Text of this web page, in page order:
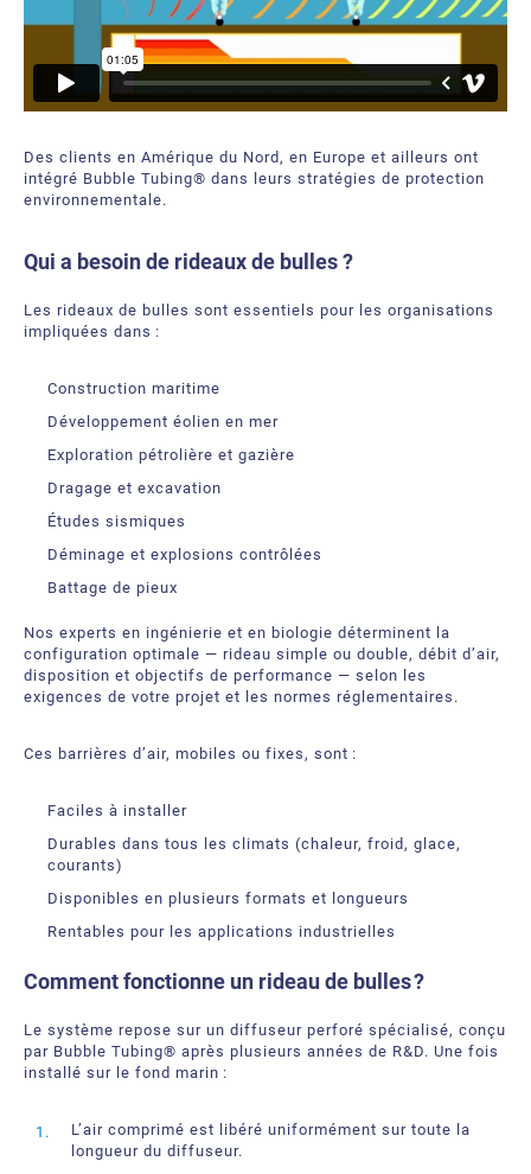
Des clients en Amérique du Nord, en Europe et ailleurs ont
intégré Bubble Tubing® dans leurs stratégies de protection
environnementale.
Qui a besoin de rideaux de bulles ?
Les rideaux de bulles sont essentiels pour les organisations
impliquées dans :
Construction maritime
Développement éolien en mer
Exploration pétrolière et gazière
Dragage et excavation
Études sismiques
Déminage et explosions contrôlées
Battage de pieux
Nos experts en ingénierie et en biologie déterminent la
configuration optimale — rideau simple ou double, débit d’air,
disposition et objectifs de performance — selon les
exigences de votre projet et les normes réglementaires.
Ces barrières d’air, mobiles ou fixes, sont :
Faciles à installer
Durables dans tous les climats (chaleur, froid, glace,
courants)
Disponibles en plusieurs formats et longueurs
Rentables pour les applications industrielles
Comment fonctionne un rideau de bulles ?
Le système repose sur un diffuseur perforé spécialisé, conçu
par Bubble Tubing® après plusieurs années de R&D. Une fois
installé sur le fond marin :
L’air comprimé est libéré uniformément sur toute la
longueur du diffuseur.